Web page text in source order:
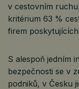
v cestovním
kritérium 63 %
firem
S alespoň jedním
bezpečnosti se v
podniků, v Česku